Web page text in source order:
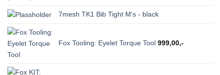
7mesh TK1 Bib Tight M's - black
Fox Tooling: Eyelet Torque Tool 999,00,-